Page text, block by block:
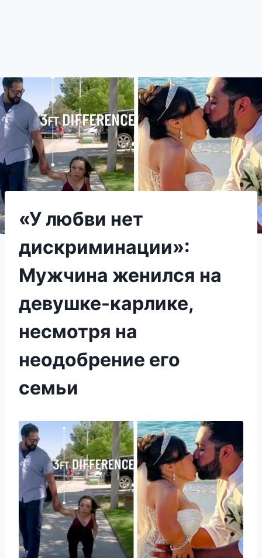
«У любви нет
дискриминации»:
Мужчина женился на
девушке-карлике,
несмотря на
неодобрение его
семьи